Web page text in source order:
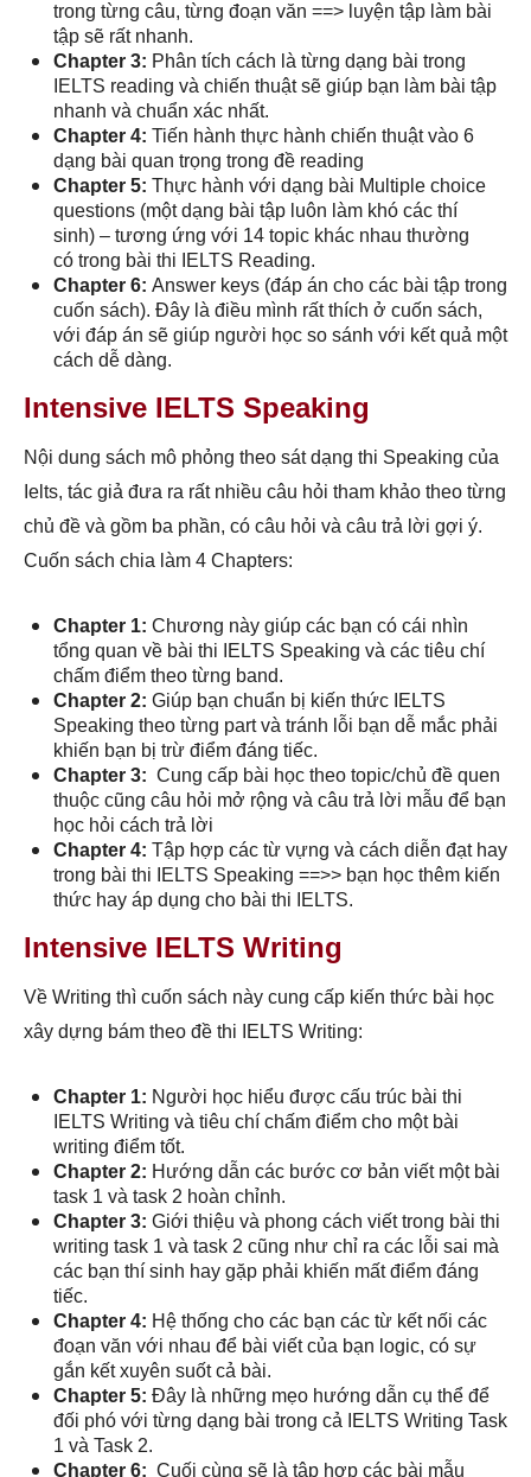
trong từng câu, từng đoạn văn ==> luyện tập làm bài
tập sẽ rất nhanh.
Chapter 3: Phân tích cách là từng dạng bài trong
IELTS reading và chiến thuật sẽ giúp bạn làm bài tập
nhanh và chuẩn xác nhất.
Chapter 4: Tiến hành thực hành chiến thuật vào 6
dạng bài quan trọng trong đề reading
Chapter 5: Thực hành với dạng bài Multiple choice
questions (một dạng bài tập luôn làm khó các thí
sinh) – tương ứng với 14 topic khác nhau thường
có trong bài thi IELTS Reading.
Chapter 6: Answer keys (đáp án cho các bài tập trong
cuốn sách). Đây là điều mình rất thích ở cuốn sách,
với đáp án sẽ giúp người học so sánh với kết quả một
cách dễ dàng.
Intensive IELTS Speaking
Nội dung sách mô phỏng theo sát dạng thi Speaking của
Ielts, tác giả đưa ra rất nhiều câu hỏi tham khảo theo từng
chủ đề và gồm ba phần, có câu hỏi và câu trả lời gợi ý.
Cuốn sách chia làm 4 Chapters:
Chapter 1: Chương này giúp các bạn có cái nhìn
tổng quan về bài thi IELTS Speaking và các tiêu chí
chấm điểm theo từng band.
Chapter 2: Giúp bạn chuẩn bị kiến thức IELTS
Speaking theo từng part và tránh lỗi bạn dễ mắc phải
khiến bạn bị trừ điểm đáng tiếc.
Chapter 3: Cung cấp bài học theo topic/chủ đề quen
thuộc cũng câu hỏi mở rộng và câu trả lời mẫu để bạn
học hỏi cách trả lời
Chapter 4: Tập hợp các từ vựng và cách diễn đạt hay
trong bài thi IELTS Speaking ==>> bạn học thêm kiến
thức hay áp dụng cho bài thi IELTS.
Intensive IELTS Writing
Về Writing thì cuốn sách này cung cấp kiến thức bài học
xây dựng bám theo đề thi IELTS Writing:
Chapter 1: Người học hiểu được cấu trúc bài thi
IELTS Writing và tiêu chí chấm điểm cho một bài
writing điểm tốt.
Chapter 2: Hướng dẫn các bước cơ bản viết một bài
task 1 và task 2 hoàn chỉnh.
Chapter 3: Giới thiệu và phong cách viết trong bài thi
writing task 1 và task 2 cũng như chỉ ra các lỗi sai mà
các bạn thí sinh hay gặp phải khiến mất điểm đáng
tiếc.
Chapter 4: Hệ thống cho các bạn các từ kết nối các
đoạn văn với nhau để bài viết của bạn logic, có sự
gắn kết xuyên suốt cả bài.
Chapter 5: Đây là những mẹo hướng dẫn cụ thể để
đối phó với từng dạng bài trong cả IELTS Writing Task
1 và Task 2.
Chapter 6: Cuối cùng sẽ là tập hợp các bài mẫu